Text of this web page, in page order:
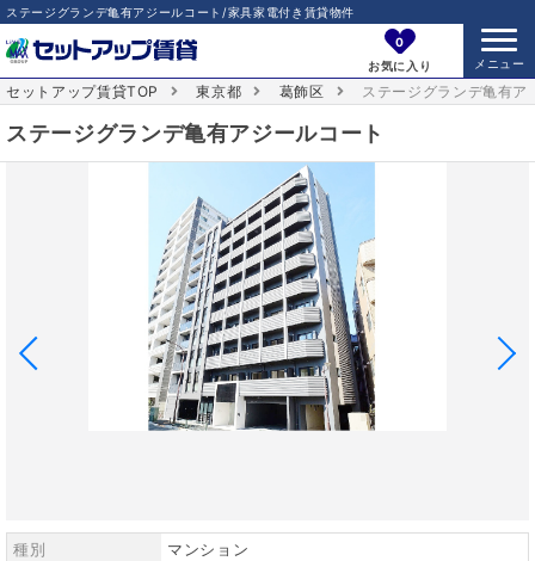
ステージグランデ亀有アジールコート/家具家電付き賃貸物件
0
お気に入り
セットアップ賃貸TOP 東京都 葛飾区 ステージグランデ亀有ア
ステージグランデ亀有アジールコート
種別
マンション